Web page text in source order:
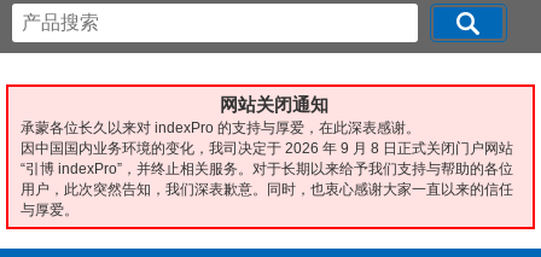
网站关闭通知
承蒙各位长久以来对 indexPro 的支持与厚爱，在此深表感谢。
因中国国内业务环境的变化，我司决定于 2026 年 9 月 8 日正式关闭门户网站
“引博 indexPro”，并终止相关服务。对于长期以来给予我们支持与帮助的各位
用户，此次突然告知，我们深表歉意。同时，也衷心感谢大家一直以来的信任
与厚爱。